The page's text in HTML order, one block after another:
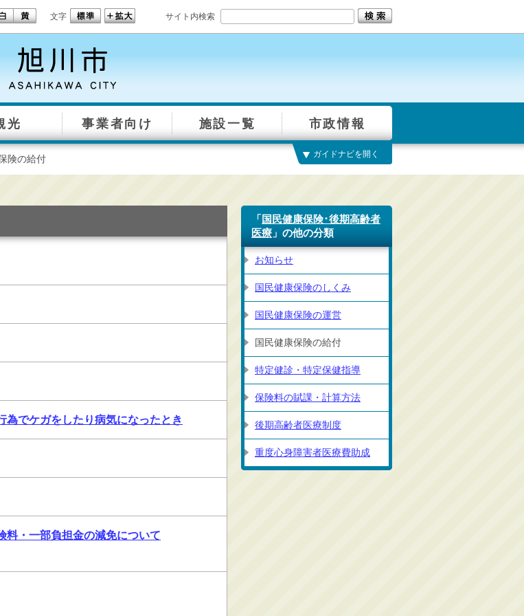
文字 サイト内検索
光 事業者向け 施設一覧 市政情報
ガイドナビを開く
険の給付
為でケガをしたり病気になったとき
料・一部負担金の減免について
「国民健康保険･後期高齢者
医療 」の他の分類
お知らせ
国民健康保険のしくみ
国民健康保険の運営
国民健康保険の給付
特定健診・特定保健指導
保険料の賦課・計算方法
後期高齢者医療制度
重度心身障害者医療費助成